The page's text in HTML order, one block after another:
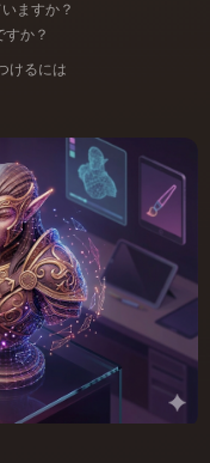
Photorealistic
Stylized
ますか？
すか？
けるには